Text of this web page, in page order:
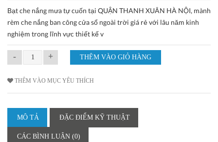
Bạt che nắng mưa tự cuốn tại QUẬN THANH XUÂN HÀ NỘI, mành
rèm che nắng ban công cửa sổ ngoài trời giá rẻ với lâu năm kinh
nghiệm trong lĩnh vực thiết kế v
- +
THÊM VÀO MỤC YÊU THÍCH
MÔ TẢ ĐẶC ĐIỂM KỸ THUẬT
CÁC BÌNH LUẬN (0)